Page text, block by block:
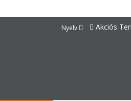
Nyelv Akciós